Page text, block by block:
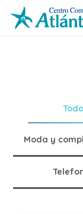
Todo
Moda y